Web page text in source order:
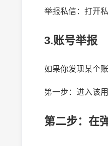
举报私信：打开
3.账号举报
如果你发现某个
第一步：进入该
第二步：在